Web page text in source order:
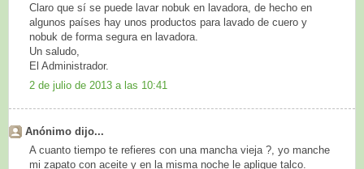
Claro que sí se puede lavar nobuk en lavadora, de hecho en
algunos países hay unos productos para lavado de cuero y
nobuk de forma segura en lavadora.
Un saludo,
El Administrador.
2 de julio de 2013 a las 10:41
Anónimo dijo...
A cuanto tiempo te refieres con una mancha vieja ?, yo manche
mi zapato con aceite y en la misma noche le aplique talco.